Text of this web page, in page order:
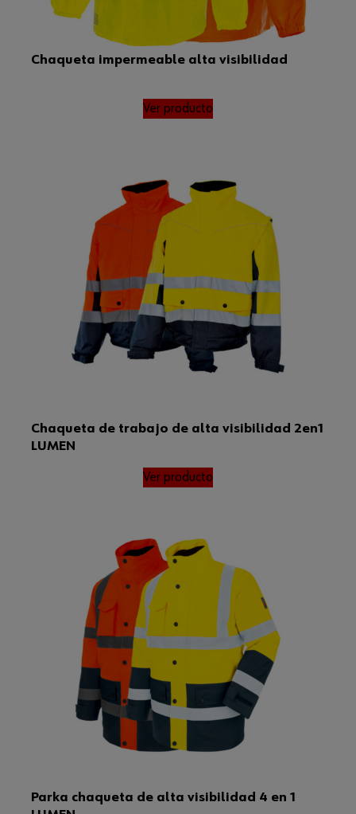
Chaqueta impermeable alta visibilidad
Ver producto
Chaqueta de trabajo de alta visibilidad 2en1
LUMEN
Ver producto
Parka chaqueta de alta visibilidad 4 en 1